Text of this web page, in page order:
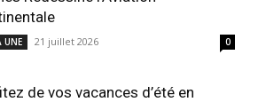
UNE 21 juillet 2026 0
de vos vacances d’été en